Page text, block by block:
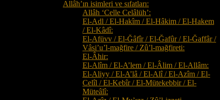
Allâh’ın isimleri ve sıfatları:
Allâh ‘Celle Celâlüh’:
El-Adl / El-Hakîm / El-Hâkim / El-Hakem
/ El-Kâdî:
El-Afüvv / El-Ğâfîr / El-Ğafûr / El-Ğaffâr /
Vâsi’u’l-mağfire / Zû’l-mağfireti:
El-Âhir:
El-Alîm / El-A’lem / El-Âlim / El-Allâm:
El-Aliyy / El-A’lâ / El-Alî / El-Azîm / El-
Celîl / El-Kebîr / El-Mütekebbir / El-
Müteâlî: